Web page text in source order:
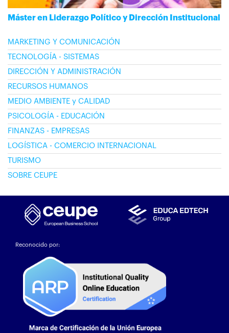
Máster en Liderazgo Político y Dirección Institucional
MARKETING Y COMUNICACIÓN
TECNOLOGÍA - SISTEMAS
DIRECCIÓN Y ADMINISTRACIÓN
RECURSOS HUMANOS
MEDIO AMBIENTE y CALIDAD
PSICOLOGÍA - EDUCACIÓN
FINANZAS - EMPRESAS
LOGÍSTICA - COMERCIO INTERNACIONAL
TURISMO
SOBRE CEUPE
Reconocido por: